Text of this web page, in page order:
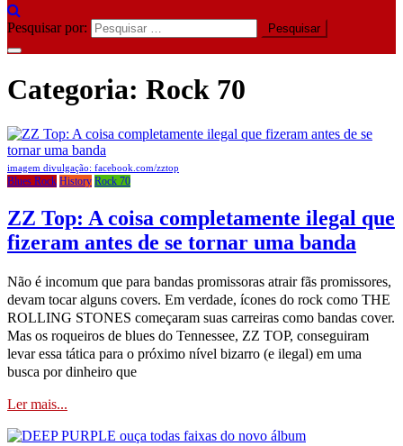
Pesquisar por:
Categoria: Rock 70
imagem divulgação: facebook.com/zztop
Blues Rock History Rock 70
ZZ Top: A coisa completamente ilegal que
fizeram antes de se tornar uma banda
Não é incomum que para bandas promissoras atrair fãs promissores,
devam tocar alguns covers. Em verdade, ícones do rock como THE
ROLLING STONES começaram suas carreiras como bandas cover.
Mas os roqueiros de blues do Tennessee, ZZ TOP, conseguiram
levar essa tática para o próximo nível bizarro (e ilegal) em uma
busca por dinheiro que
Ler mais...